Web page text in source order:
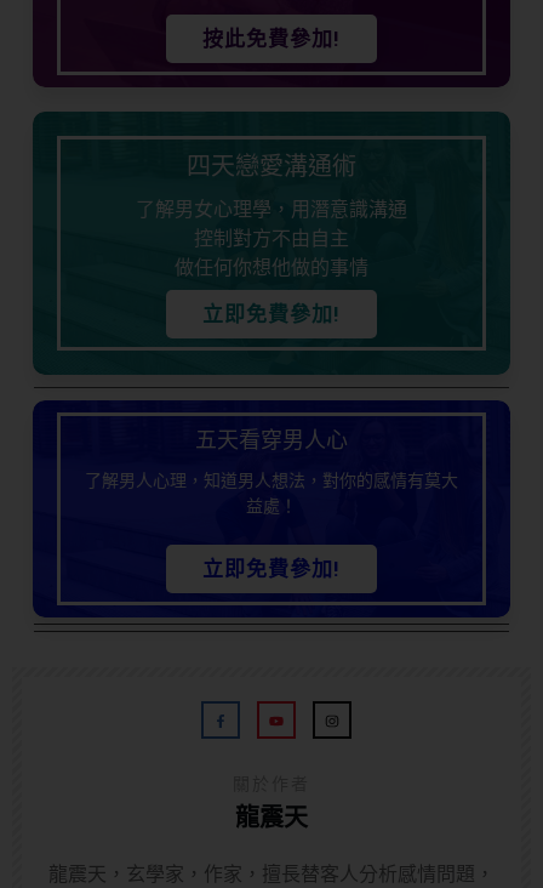
按此免費參加!
四天戀愛溝通術
了解男女心理學，用潛意識溝通
控制對方不由自主
做任何你想他做的事情
立即免費參加!
五天看穿男人心
了解男人心理，知道男人想法，對你的感情有莫大
益處！
立即免費參加!
龍震天
龍震天，玄學家，作家，擅長替客人分析感情問題，